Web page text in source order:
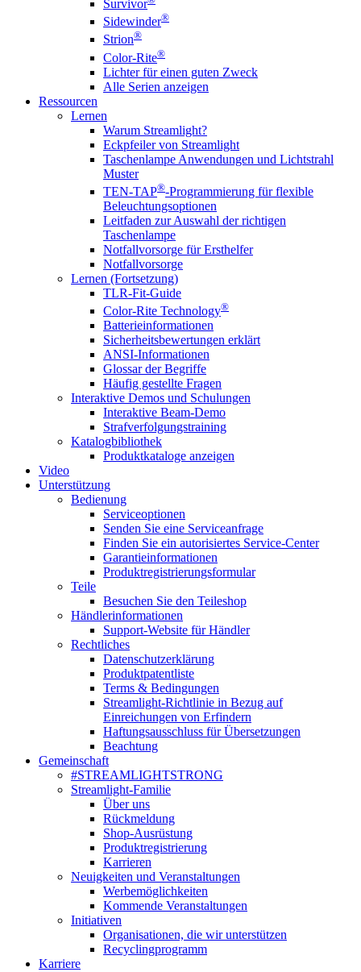
Survivor
Sidewinder®
Strion®
Color-Rite®
Lichter für einen guten Zweck
Alle Serien anzeigen
Ressourcen
Lernen
Warum Streamlight?
Eckpfeiler von Streamlight
Taschenlampe Anwendungen und Lichtstrahl
Muster
TEN-TAP®-Programmierung für flexible
Beleuchtungsoptionen
Leitfaden zur Auswahl der richtigen
Taschenlampe
Notfallvorsorge für Ersthelfer
Notfallvorsorge
Lernen (Fortsetzung)
TLR-Fit-Guide
Color-Rite Technology®
Batterieinformationen
Sicherheitsbewertungen erklärt
ANSI-Informationen
Glossar der Begriffe
Häufig gestellte Fragen
Interaktive Demos und Schulungen
Interaktive Beam-Demo
Strafverfolgungstraining
Katalogbibliothek
Produktkataloge anzeigen
Video
Unterstützung
Bedienung
Serviceoptionen
Senden Sie eine Serviceanfrage
Finden Sie ein autorisiertes Service-Center
Garantieinformationen
Produktregistrierungsformular
Teile
Besuchen Sie den Teileshop
Händlerinformationen
Support-Website für Händler
Rechtliches
Datenschutzerklärung
Produktpatentliste
Terms & Bedingungen
Streamlight-Richtlinie in Bezug auf
Einreichungen von Erfindern
Haftungsausschluss für Übersetzungen
Beachtung
Gemeinschaft
#STREAMLIGHTSTRONG
Streamlight-Familie
Über uns
Rückmeldung
Shop-Ausrüstung
Produktregistrierung
Karrieren
Neuigkeiten und Veranstaltungen
Werbemöglichkeiten
Kommende Veranstaltungen
Initiativen
Organisationen, die wir unterstützen
Recyclingprogramm
Karriere